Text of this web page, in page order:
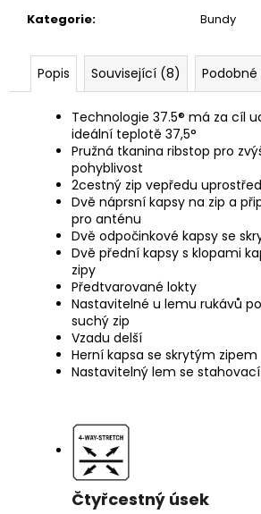
Kategorie: Bundy
Popis Související (8)
Technologie 37.5® má za cíl
ideální teplotě 37,5°
Pružná tkanina ribstop pro
pohyblivost
2cestný zip vepředu uprostřed
Dvě náprsní kapsy na zip a
pro anténu
Dvě odpočinkové kapsy se
Dvě přední kapsy s klopami
zipy
Předtvarované lokty
Nastavitelné u lemu rukávů
suchý zip
Vzadu delší
Herní kapsa se skrytým zipem
Nastavitelný lem se
Čtyřcestný úsek
300